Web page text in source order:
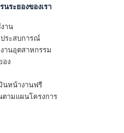
นระยองของเรา
าน
ระสบการณ์
านอุตสาหกรรม
อง
นหน้างานฟรี
ตามแผนโครงการ